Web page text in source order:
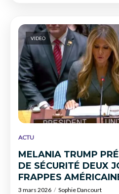
VIDEO
ACTU
MELANIA TRUMP
DE SÉCURITÉ DEUX
FRAPPES
3 mars 2026 Sophie Dancourt